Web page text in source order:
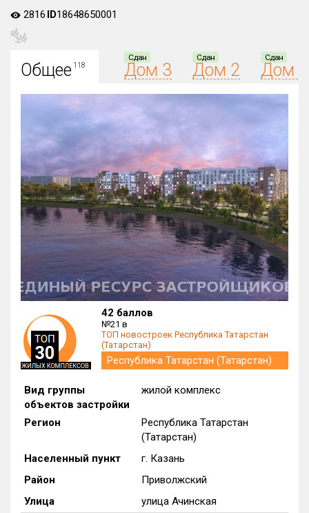
Все
Населённый пункт
Все
Все
₽/м² млн ₽
Цена
от до
Общая площадь, м²
до
Вид объекта
Кол-во комнат
Только новые
Оценка ЕРЗ ЖК
до
с продажами
2816 ID18648650001
Общее118
Сдан
Дом 3
Сдан
Дом 2
Сдан
Дом 1
42 баллов
№21 в
ТОП новостроек Республика Татарстан
(Татарстан)
Республика Татарстан (Татарстан)
Вид группы
объектов застройки
жилой комплекс
Регион
Республика Татарстан
(Татарстан)
Населенный пункт
г. Казань
Район
Приволжский
Улица
улица Ачинская